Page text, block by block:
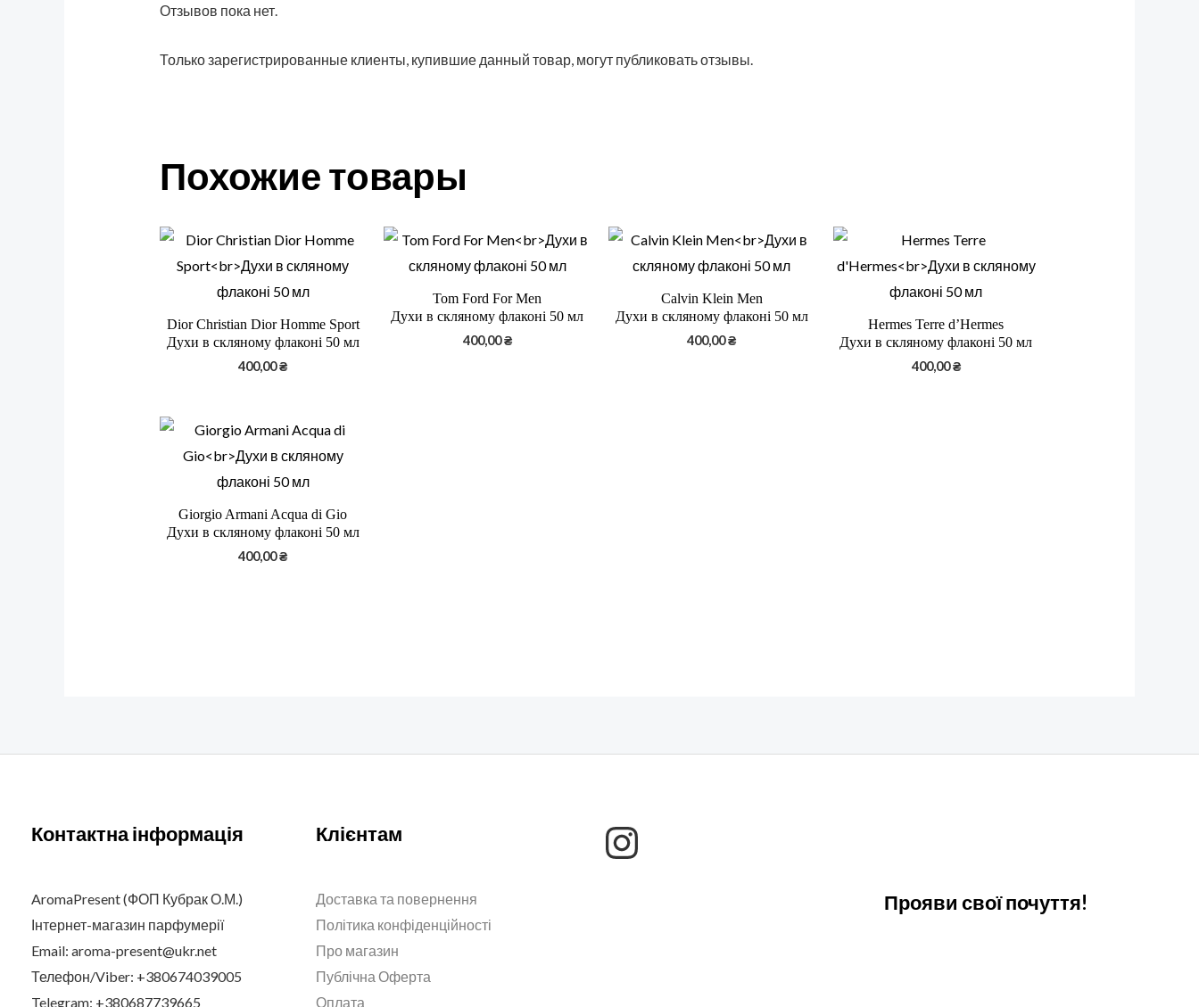
Отзывов пока нет.
Только зарегистрированные клиенты, купившие данный товар, могут публиковать отзывы.
Похожие товары
Dior Christian Dior Homme Sport
Духи в скляному флаконі 50 мл
400,00₴
Tom Ford For Men
Духи в скляному флаконі 50 мл
400,00₴
Calvin Klein Men
Духи в скляному флаконі 50 мл
400,00₴
Hermes Terre d’Hermes
Духи в скляному флаконі 50 мл
400,00₴
Giorgio Armani Acqua di Gio
Духи в скляному флаконі 50 мл
400,00₴
Контактна інформація
AromaPresent (ФОП Кубрак О.М.)
Інтернет-магазин парфумерії
Email: aroma-present@ukr.net
Телефон/Viber: +380674039005
Telegram: +380687739665
Клієнтам
Доставка та повернення
Політика конфіденційності
Про магазин
Публічна Оферта
Оплата
Прояви свої почуття!